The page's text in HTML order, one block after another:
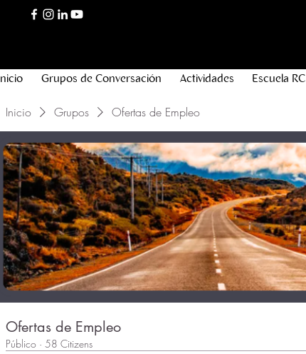
Inicio Grupos de Conversación Actividades Escuela RC
Inicio Grupos Ofertas de Empleo
Ofertas de Empleo
Público · 58 Citizens